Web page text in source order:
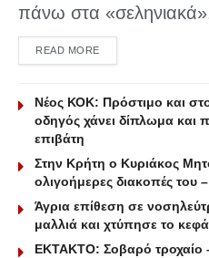
πάνω στα
READ MOREDETAILS
Νέος ΚΟΚ: Πρόστιμο και
οδηγός χάνει δίπλωμα και
επιβάτη
Στην Κρήτη ο Κυριάκος
ολιγοήμερες διακοπές του
Άγρια επίθεση σε
μαλλιά και χτύπησε το
ΕΚΤΑΚΤΟ: Σοβαρό τροχαίο